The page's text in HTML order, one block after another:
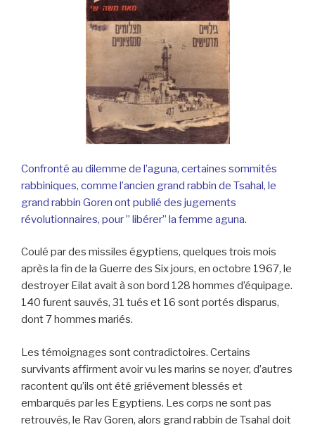
Confronté au dilemme de l’aguna, certaines sommités
rabbiniques, comme l’ancien grand rabbin de Tsahal, le
grand rabbin Goren ont publié des jugements
révolutionnaires, pour ” libérer” la femme aguna.
Coulé par des missiles égyptiens, quelques trois mois
après la fin de la Guerre des Six jours, en octobre 1967, le
destroyer Eilat avait à son bord 128 hommes d’équipage.
140 furent sauvés, 31 tués et 16 sont portés disparus,
dont 7 hommes mariés.
Les témoignages sont contradictoires. Certains
survivants affirment avoir vu les marins se noyer, d’autres
racontent qu’ils ont été griévement blessés et
embarqués par les Egyptiens. Les corps ne sont pas
retrouvés, le Rav Goren, alors grand rabbin de Tsahal doit